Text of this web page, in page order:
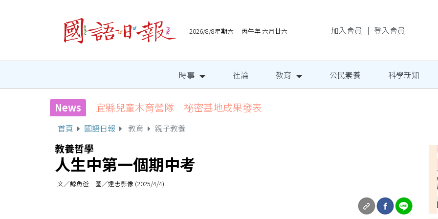
2026/8/8星期六 丙午年 六月廿六 加入會員 ｜ 登入會員
時事 社論 教育 公民素養 科學新知
News 宜縣兒童木育營隊 祕密基地成果發表
首頁 國語日報 教育 親子教養
教養哲學
人生中第一個期中考
文／鯨魚爸 圖／達志影像 (2025/4/4)